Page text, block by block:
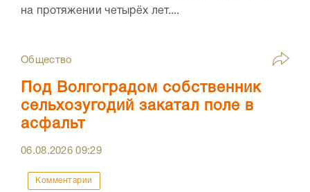
на протяжении четырёх лет....
Общество
Под Волгоградом собственник
сельхозугодий закатал поле в
асфальт
06.08.202609:29
Комментарии